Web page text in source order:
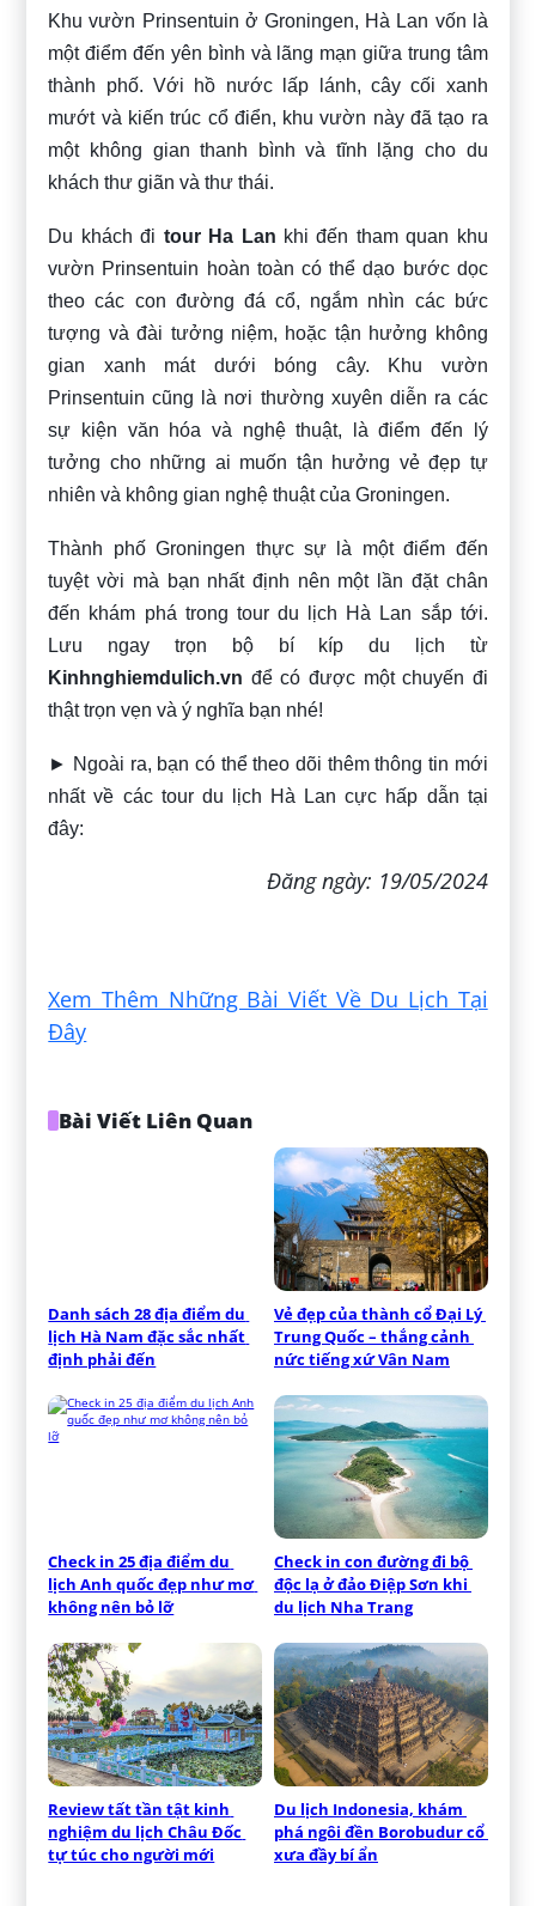
Khu vườn Prinsentuin ở Groningen, Hà Lan vốn là
một điểm đến yên bình và lãng mạn giữa trung tâm
thành phố. Với hồ nước lấp lánh, cây cối xanh
mướt và kiến trúc cổ điển, khu vườn này đã tạo ra
một không gian thanh bình và tĩnh lặng cho du
khách thư giãn và thư thái.
Du khách đi tour Ha Lan khi đến tham quan khu
vườn Prinsentuin hoàn toàn có thể dạo bước dọc
theo các con đường đá cổ, ngắm nhìn các bức
tượng và đài tưởng niệm, hoặc tận hưởng không
gian xanh mát dưới bóng cây. Khu vườn
Prinsentuin cũng là nơi thường xuyên diễn ra các
sự kiện văn hóa và nghệ thuật, là điểm đến lý
tưởng cho những ai muốn tận hưởng vẻ đẹp tự
nhiên và không gian nghệ thuật của Groningen.
Thành phố Groningen thực sự là một điểm đến
tuyệt vời mà bạn nhất định nên một lần đặt chân
đến khám phá trong tour du lịch Hà Lan sắp tới.
Lưu ngay trọn bộ bí kíp du lịch từ
Kinhnghiemdulich.vn để có được một chuyến đi
thật trọn vẹn và ý nghĩa bạn nhé!
► Ngoài ra, bạn có thể theo dõi thêm thông tin mới
nhất về các tour du lịch Hà Lan cực hấp dẫn tại
đây:
Đăng ngày: 19/05/2024
Xem Thêm Những Bài Viết Về Du Lịch Tại
Đây
Bài Viết Liên Quan
Danh sách 28 địa điểm du
lịch Hà Nam đặc sắc nhất
định phải đến
Vẻ đẹp của thành cổ Đại Lý
Trung Quốc – thắng cảnh
nức tiếng xứ Vân Nam
Check in 25 địa điểm du
lịch Anh quốc đẹp như mơ
không nên bỏ lỡ
Check in con đường đi bộ
độc lạ ở đảo Điệp Sơn khi
du lịch Nha Trang
Review tất tần tật kinh
nghiệm du lịch Châu Đốc
tự túc cho người mới
Du lịch Indonesia, khám
phá ngôi đền Borobudur cổ
xưa đầy bí ẩn